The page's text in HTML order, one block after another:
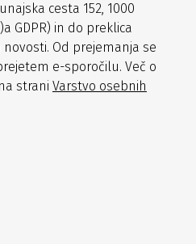
cesta 152, 1000
GDPR) in do preklica
Od prejemanja se
e-sporočilu. Več o
strani Varstvo osebnih